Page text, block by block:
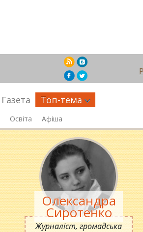
Газета Топ-тема
Освіта Афіша
Олександра
Сиротенко
Журналіст, громадська